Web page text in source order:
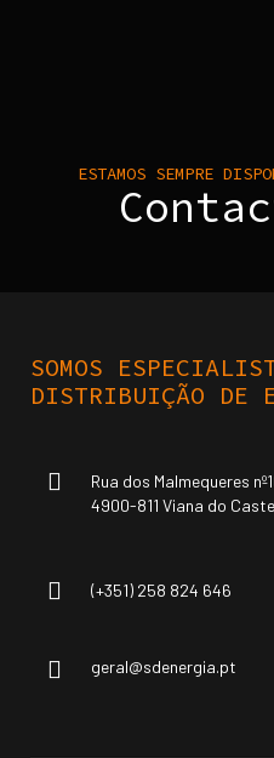
ESTAMOS SEMPRE
SOMOS
DISTRIBUIÇÃO DE
Rua dos Malmequeres
4900-811 Viana do
(+351) 258 824 646
geral@sdenergia.pt